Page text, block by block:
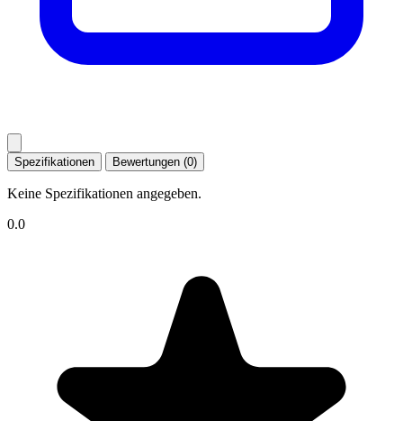
Spezifikationen Bewertungen (0)
Keine Spezifikationen angegeben.
0.0